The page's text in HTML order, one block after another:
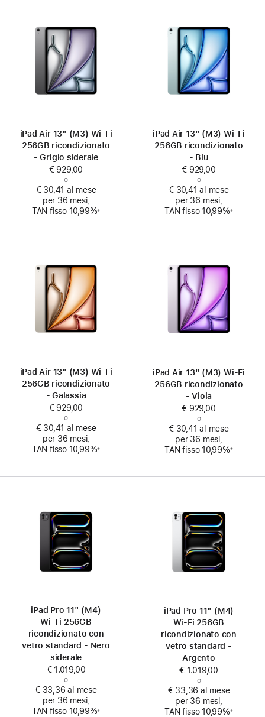
iPad Air 13" (M3) Wi‑Fi
256GB ricondizionato
- Grigio siderale
€ 929,00
o
€ 30,41 al mese
per 36 mesi,
TAN fisso 10,99%※
iPad Air 13" (M3) Wi‑Fi
256GB ricondizionato
- Blu
€ 929,00
o
€ 30,41 al mese
per 36 mesi,
TAN fisso 10,99%※
iPad Air 13" (M3) Wi‑Fi
256GB ricondizionato
- Galassia
€ 929,00
o
€ 30,41 al mese
per 36 mesi,
TAN fisso 10,99%※
iPad Air 13" (M3) Wi‑Fi
256GB ricondizionato
- Viola
€ 929,00
o
€ 30,41 al mese
per 36 mesi,
TAN fisso 10,99%※
iPad Pro 11" (M4)
Wi‑Fi 256GB
ricondizionato con
vetro standard - Nero
siderale
€ 1.019,00
o
€ 33,36 al mese
per 36 mesi,
TAN fisso 10,99%※
iPad Pro 11" (M4)
Wi‑Fi 256GB
ricondizionato con
vetro standard -
Argento
€ 1.019,00
o
€ 33,36 al mese
per 36 mesi,
TAN fisso 10,99%※